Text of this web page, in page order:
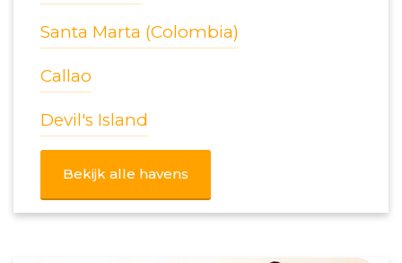
Santa Marta (Colombia)
Callao
Devil's Island
Bekijk alle havens